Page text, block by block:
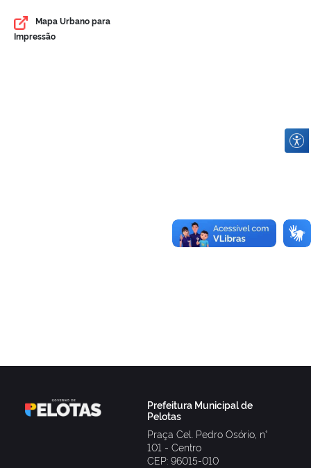
Mapa Urbano para
Impressão
Prefeitura Municipal de
Pelotas
Praça Cel. Pedro Osório, n°
101 - Centro
CEP: 96015-010